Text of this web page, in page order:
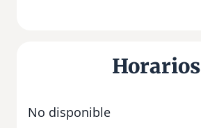
Horarios
No disponible